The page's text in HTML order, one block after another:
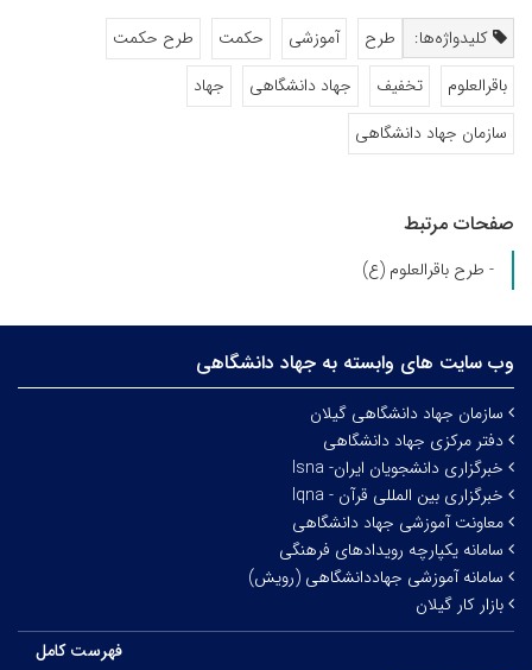
کلیدواژه‌ها: طرح آموزشی حکمت
طرح حکمت
باقرالعلوم
تخفیف جهاد دانشگاهی
جهاد
سازمان جهاد دانشگاهی
صفحات مرتبط
- طرح باقرالعلوم (ع)
وب سایت های وابسته به جهاد دانشگاهی
سازمان جهاد دانشگاهی گیلان
دفتر مرکزی جهاد دانشگاهی
خبرگزاری دانشجویان ایران- Isna
خبرگزاری بین المللی قرآن - Iqna
معاونت آموزشی جهاد دانشگاهی
سامانه یکپارچه رویدادهای فرهنگی
سامانه آموزشی جهاددانشگاهی (رویش)
بازار کار گیلان
فهرست کامل